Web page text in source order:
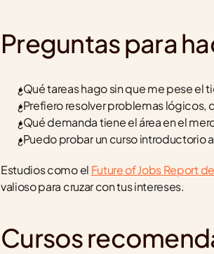
Preguntas para
¿Qué tareas hago sin que me pese el
¿Prefiero resolver problemas lógicos,
¿Qué demanda tiene el área en el
¿Puedo probar un curso introductorio
Estudios como el Future of Jobs Report
valioso para cruzar con tus intereses.
Cursos